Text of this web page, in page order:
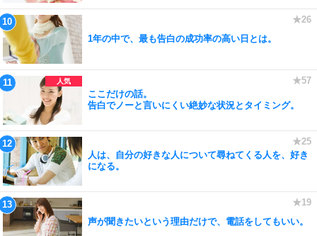
1年の中で、最も告白の成功率の高い日とは。
ここだけの話。
告白でノーと言いにくい絶妙な状況とタイミング。
人は、自分の好きな人について尋ねてくる人を、好き
になる。
声が聞きたいという理由だけで、電話をしてもいい。